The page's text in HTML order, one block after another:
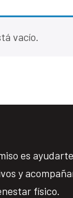
vacío.
es
y
físico.